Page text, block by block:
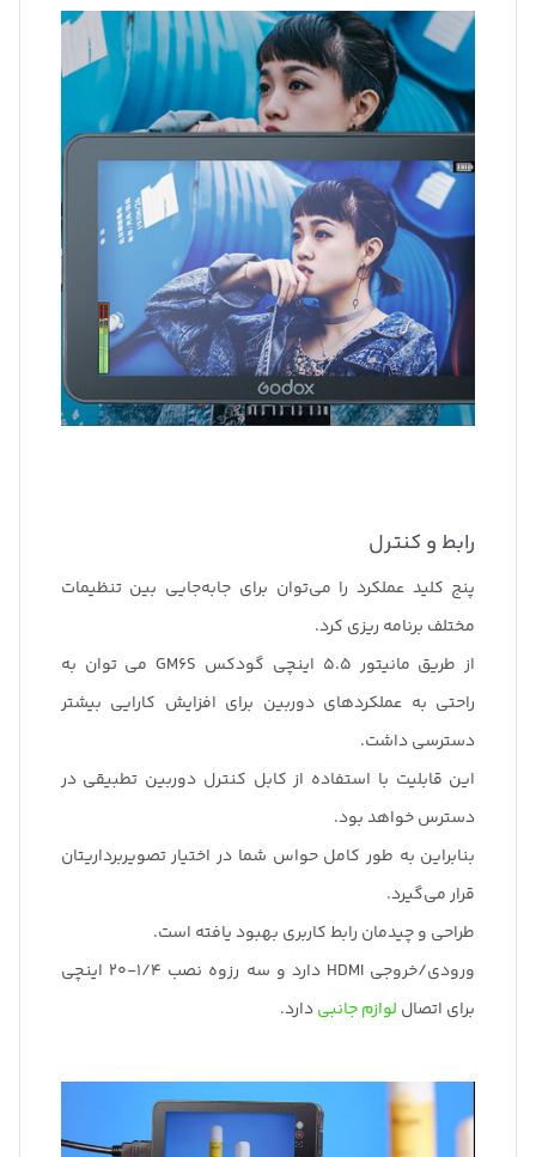
رابط و کنترل
پنج کلید عملکرد را می‌توان برای جابه‌جایی بین تنظیمات
مختلف برنامه ریزی کرد.
از طریق مانیتور 5.5 اینچی گودکس GM6S می توان به
راحتی به عملکردهای دوربین برای افزایش کارایی بیشتر
دسترسی داشت.
این قابلیت با استفاده از کابل کنترل دوربین تطبیقی در
دسترس خواهد بود.
بنابراین به طور کامل حواس شما در اختیار تصویربرداریتان
قرار می‌گیرد.
طراحی و چیدمان رابط کاربری بهبود یافته است.
ورودی/خروجی HDMI دارد و سه رزوه نصب 1/4-20 اینچی
برای اتصال لوازم جانبیدارد.